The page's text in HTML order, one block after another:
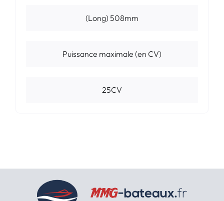
(Long) 508mm
Puissance maximale (en CV)
25CV